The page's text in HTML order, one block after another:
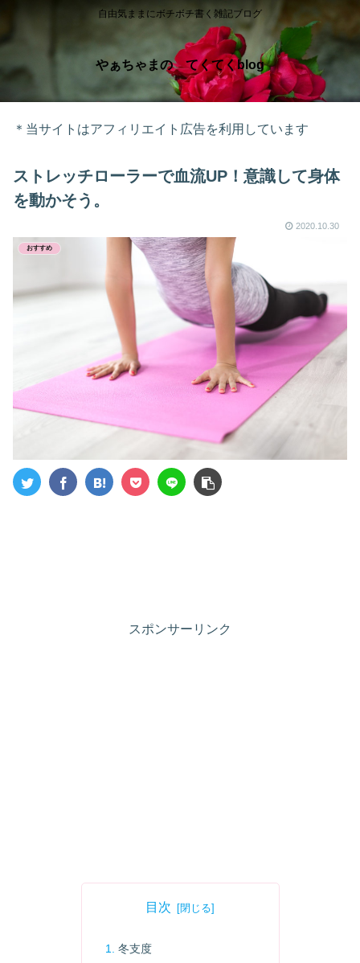
自由気ままにボチボチ書く雑記ブログ
やぁちゃまの てくてくblog
＊当サイトはアフィリエイト広告を利用しています
ストレッチローラーで血流UP！意識して身体
を動かそう。
2020.10.30
おすすめ
スポンサーリンク
目次
冬支度